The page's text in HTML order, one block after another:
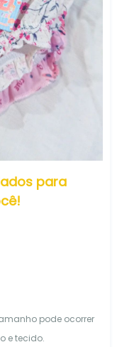
para
pode ocorrer
e tecido.